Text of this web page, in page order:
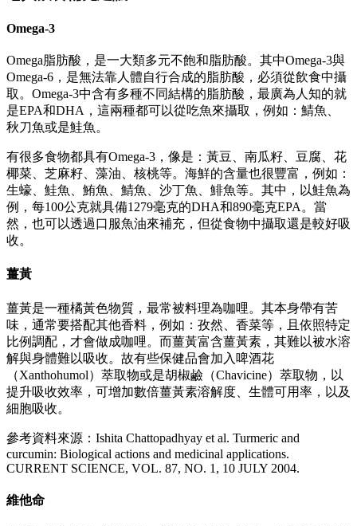
Omega-3
Omega脂肪酸，是一大類多元不飽和脂肪酸。其中Omega-3與
Omega-6，是無法靠人體自行合成的脂肪酸，必須從飲食中攝
取。Omega-3中含有多種不同結構的脂肪酸，最廣為人知的就
是EPA和DHA，這兩種都可以從吃魚來攝取，例如：鯖魚、
秋刀魚或是鮭魚。
有很多食物都具有Omega-3，像是：黃豆、南瓜籽、豆腐、花
椰菜、芝麻籽、藻油、核桃等。海鮮的含量也很豐富，例如：
生蠔、鮭魚、鮪魚、鯖魚、沙丁魚、鯡魚等。其中，以鮭魚為
例，每100公克就具備1279毫克的DHA和890毫克EPA。當
然，也可以透過口服魚油來補充，但從食物中攝取還是較好吸
收。
薑黃
薑黃是一種橘黃色物質，最常被料理為咖哩。其本身帶有苦
味，通常要搭配其他香料，例如：孜然、香菜等，且依照特定
比例調配，才會做成咖哩。而薑黃富含薑黃素，其難以被水溶
解與身體難以吸收。故有些保健品會加入啤酒花
（Xanthohumol）萃取物或是胡椒鹼（Chavicine）萃取物，以
提升吸收效率，可增加數倍薑黃素溶解度、生體可用率，以及
細胞吸收。
參考資料來源：Ishita Chattopadhyay et al. Turmeric and
curcumin: Biological actions and medicinal applications.
CURRENT SCIENCE, VOL. 87, NO. 1, 10 JULY 2004.
維他命